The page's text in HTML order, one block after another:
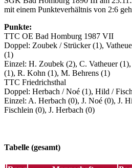
mit einem Punkteverhältnis von 2:6
Punkte:
TTC OE Bad Homburg 1987 VII
Doppel: Zoubek / Strücker (1),
(1)
Einzel: H. Zoubek (2), C. Vatheuer
(1), R. Kohn (1), M. Behrens (1)
TTC Friedrichsthal
Doppel: Herbach / Noé (1), Hild /
Einzel: A. Herbach (0), J. Noé (0), J.
Fischlein (0), J. Herbach (0)
Tabelle (gesamt)